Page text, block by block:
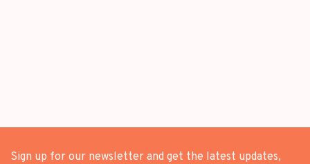
Sign up for our newsletter and get the latest updates,